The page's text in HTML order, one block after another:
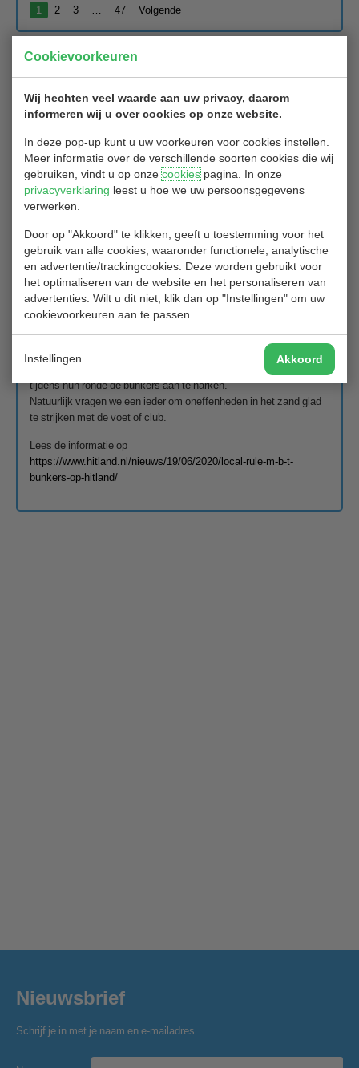
Cookievoorkeuren
Wij hechten veel waarde aan uw privacy, daarom
informeren wij u over cookies op onze website.
In deze pop-up kunt u uw voorkeuren voor cookies instellen.
Meer informatie over de verschillende soorten cookies die wij
gebruiken, vindt u op onzecookiespagina. In onze
privacyverklaring leest u hoe we uw persoonsgegevens
verwerken.
Door op "Akkoord" te klikken, geeft u toestemming voor het
gebruik van alle cookies, waaronder functionele, analytische
en advertentie/trackingcookies. Deze worden gebruikt voor
het optimaliseren van de website en het personaliseren van
advertenties. Wilt u dit niet, klik dan op "Instellingen" om uw
cookievoorkeuren aan te passen.
Instellingen Akkoord
1 2 3 47 Volgende
Lokale regels met betrekking tot bunkers
op Hitland
Recent is bekend gemaakt door de NGF dat, gezien de Corona
maatregelen, de harken eventueel weer teruggeplaatst mogen
worden in de bunkers. Op golfbaan Hitland worden de harken nog
niet teruggeplaatst. Wel geldt er (tijdelijk) een extra local rule.
Local rule bunkersd.d. 19-06-2020
Als de bal van een speler in een bunker ligt, mag de speler
éénmaal een bal plaatsen op een plek naar keuze in de bunker
binnen de lengte van een scorekaart of 15 cm van de
oorspronkelijk ligging van de bal, niet dichter bij de hole.
Iedere dag zorgen de greenkeepers dat de bunkers machinaal
worden geharkt en de marshals hebben in de buggy een hark om
tijdens hun ronde de bunkers aan te harken.
Natuurlijk vragen we een ieder om oneffenheden in het zand glad
te strijken met de voet of club.
Lees de informatie op
https://www.hitland.nl/nieuws/19/06/2020/local-rule-m-b-t-
bunkers-op-hitland/
Nieuwsbrief
Schrijf je in met je naam en e-mailadres.